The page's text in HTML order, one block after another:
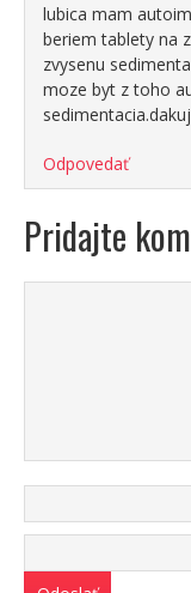
lubica mam
beriem tablety na
zvysenu
moze byt z toho
Odpovedať
Pridajte